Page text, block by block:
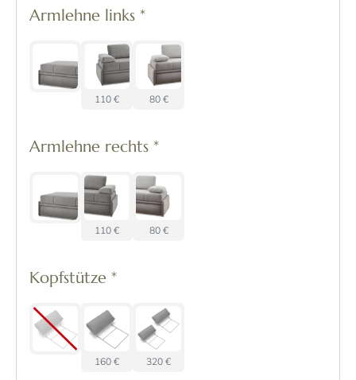
Armlehne links *
110 € 80 €
Armlehne rechts *
110 € 80 €
Kopfstütze *
160 € 320 €